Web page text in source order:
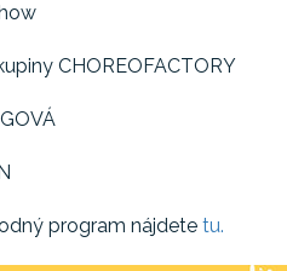
CHOREOFACTORY
program nájdete tu.